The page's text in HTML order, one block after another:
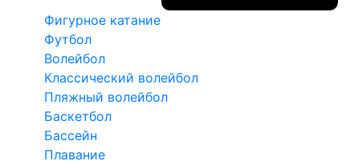
Фигурное катание
Футбол
Волейбол
Классический волейбол
Пляжный волейбол
Баскетбол
Бассейн
Плавание